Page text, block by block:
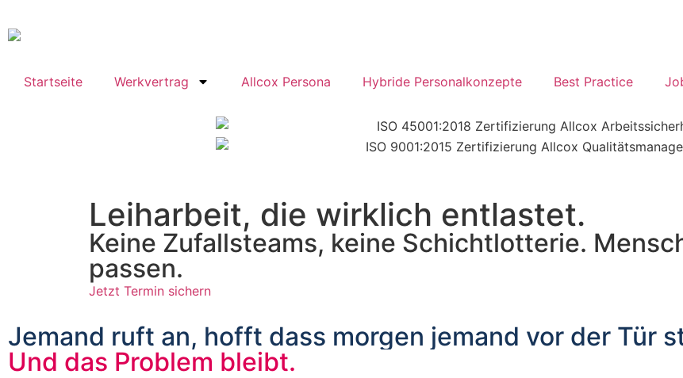
Startseite Werkvertrag Allcox Persona Hybride Personalkonzepte Best Practice
Leiharbeit, die wirklich entlastet.
Keine Zufallsteams, keine Schichtlotterie.
passen.
Jetzt Termin sichern
Jemand ruft an, hofft dass morgen jemand vor der Tür
Und das Problem bleibt.